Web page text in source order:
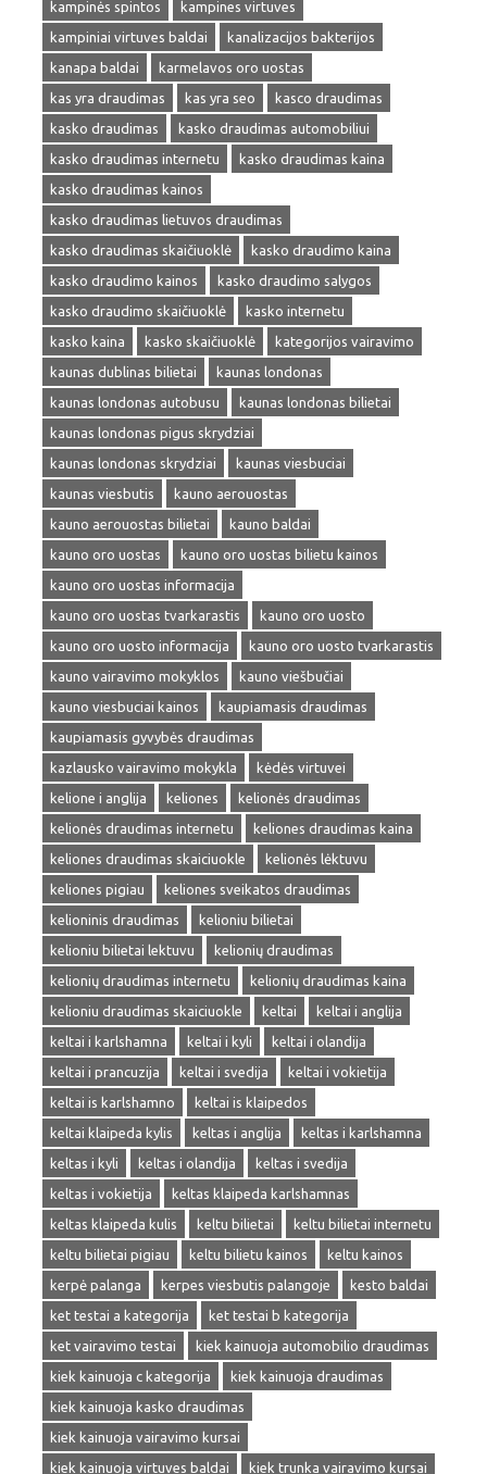
kampinės spintos
kampines virtuves
kampiniai virtuves baldai
kanalizacijos bakterijos
kanapa baldai
karmelavos oro uostas
kas yra draudimas
kas yra seo
kasco draudimas
kasko draudimas
kasko draudimas automobiliui
kasko draudimas internetu
kasko draudimas kaina
kasko draudimas kainos
kasko draudimas lietuvos draudimas
kasko draudimas skaičiuoklė
kasko draudimo kaina
kasko draudimo kainos
kasko draudimo salygos
kasko draudimo skaičiuoklė
kasko internetu
kasko kaina
kasko skaičiuoklė
kategorijos vairavimo
kaunas dublinas bilietai
kaunas londonas
kaunas londonas autobusu
kaunas londonas bilietai
kaunas londonas pigus skrydziai
kaunas londonas skrydziai
kaunas viesbuciai
kaunas viesbutis
kauno aerouostas
kauno aerouostas bilietai
kauno baldai
kauno oro uostas
kauno oro uostas bilietu kainos
kauno oro uostas informacija
kauno oro uostas tvarkarastis
kauno oro uosto
kauno oro uosto informacija
kauno oro uosto tvarkarastis
kauno vairavimo mokyklos
kauno viešbučiai
kauno viesbuciai kainos
kaupiamasis draudimas
kaupiamasis gyvybės draudimas
kazlausko vairavimo mokykla
kėdės virtuvei
kelione i anglija
keliones
kelionės draudimas
kelionės draudimas internetu
keliones draudimas kaina
keliones draudimas skaiciuokle
kelionės lėktuvu
keliones pigiau
keliones sveikatos draudimas
kelioninis draudimas
kelioniu bilietai
kelioniu bilietai lektuvu
kelionių draudimas
kelionių draudimas internetu
kelionių draudimas kaina
kelioniu draudimas skaiciuokle
keltai
keltai i anglija
keltai i karlshamna
keltai i kyli
keltai i olandija
keltai i prancuzija
keltai i svedija
keltai i vokietija
keltai is karlshamno
keltai is klaipedos
keltai klaipeda kylis
keltas i anglija
keltas i karlshamna
keltas i kyli
keltas i olandija
keltas i svedija
keltas i vokietija
keltas klaipeda karlshamnas
keltas klaipeda kulis
keltu bilietai
keltu bilietai internetu
keltu bilietai pigiau
keltu bilietu kainos
keltu kainos
kerpė palanga
kerpes viesbutis palangoje
kesto baldai
ket testai a kategorija
ket testai b kategorija
ket vairavimo testai
kiek kainuoja automobilio draudimas
kiek kainuoja c kategorija
kiek kainuoja draudimas
kiek kainuoja kasko draudimas
kiek kainuoja vairavimo kursai
kiek kainuoja virtuves baldai
kiek trunka vairavimo kursai